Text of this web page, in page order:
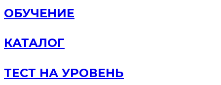
ОБУЧЕНИЕ
КАТАЛОГ
ТЕСТ НА УРОВЕНЬ